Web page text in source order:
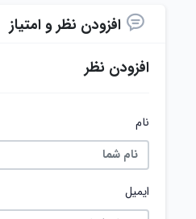
افزودن نظر و امتیاز
افزودن نظر
نام
ایمیل